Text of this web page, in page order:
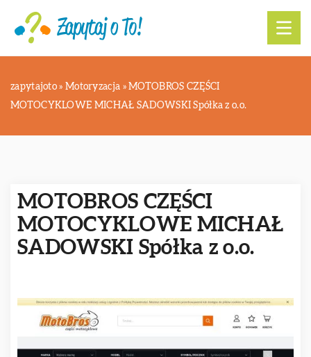
zapytajoto » Motoryzacja »MOTOBROS CZĘŚCI
MOTOCYKLOWE MICHAŁ SADOWSKI Spółka z o.o.
MOTOBROS CZĘŚCI
MOTOCYKLOWE MICHAŁ
SADOWSKI Spółka z o.o.